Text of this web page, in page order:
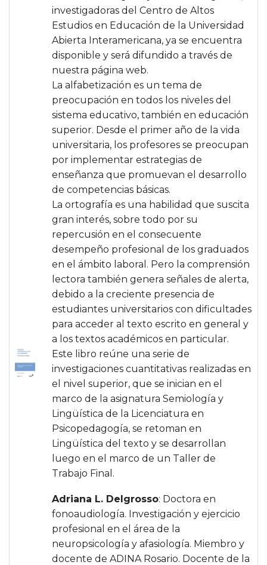
investigadoras del Centro de Altos
Estudios en Educación de la Universidad
Abierta Interamericana, ya se encuentra
disponible y será difundido a través de
nuestra página web.
La alfabetización es un tema de
preocupación en todos los niveles del
sistema educativo, también en educación
superior. Desde el primer año de la vida
universitaria, los profesores se preocupan
por implementar estrategias de
enseñanza que promuevan el desarrollo
de competencias básicas.
La ortografía es una habilidad que suscita
gran interés, sobre todo por su
repercusión en el consecuente
desempeño profesional de los graduados
en el ámbito laboral. Pero la comprensión
lectora también genera señales de alerta,
debido a la creciente presencia de
estudiantes universitarios con dificultades
para acceder al texto escrito en general y
a los textos académicos en particular.
Este libro reúne una serie de
investigaciones cuantitativas realizadas en
el nivel superior, que se inician en el
marco de la asignatura Semiología y
Lingüística de la Licenciatura en
Psicopedagogía, se retoman en
Lingüística del texto y se desarrollan
luego en el marco de un Taller de
Trabajo Final.
Adriana L. Delgrosso: Doctora en
fonoaudiología. Investigación y ejercicio
profesional en el área de la
neuropsicología y afasiología. Miembro y
docente de ADINA Rosario. Docente de la